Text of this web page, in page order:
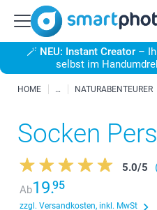
🪄 NEU: Instant Creator –
selbst im
HOME NATURABENTEURER
Socken
5.0/5
Ab19.95
zzgl. Versandkosten, inkl. MwSt